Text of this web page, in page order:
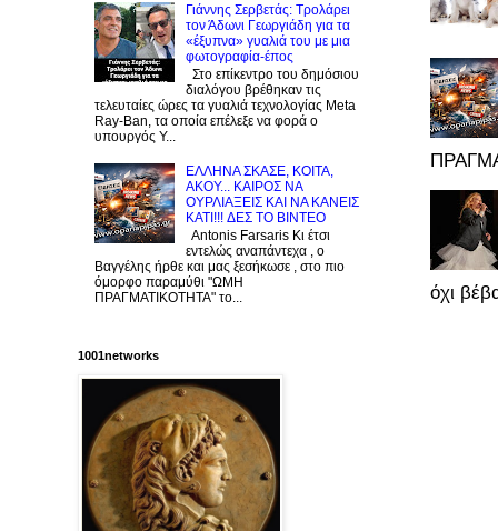
όχι
Γιάννης Σερβετάς: Τρολάρει
τον Άδωνι Γεωργιάδη για τα
«έξυπνα» γυαλιά του με μια
φωτογραφία-έπος
Στο επίκεντρο του δημόσιου
διαλόγου βρέθηκαν τις
τελευταίες ώρες τα γυαλιά τεχνολογίας Meta
Ray-Ban, τα οποία επέλεξε να φορά ο
υπουργός Υ...
EΛΛΗΝΑ ΣΚΑΣΕ, ΚΟΙΤΑ,
ΑΚΟΥ... ΚΑΙΡΟΣ ΝΑ
ΟΥΡΛIAΞΕΙΣ ΚΑΙ ΝΑ ΚΑΝΕΙΣ
KATI!!! ΔΕΣ TO BINTEO
Antonis Farsaris Κι έτσι
εντελώς αναπάντεχα , ο
Βαγγέλης ήρθε και μας ξεσήκωσε , στο πιο
όμορφο παραμύθι "ΩΜΗ
ΠΡΑΓΜΑΤΙΚΟΤΗΤΑ" το...
1001networks